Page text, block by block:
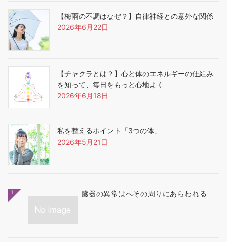
【梅雨の不調はなぜ？】自律神経との意外な関係
2026年6月22日
【チャクラとは？】心と体のエネルギーの仕組み
を知って、毎日をもっと心地よく
2026年6月18日
私を整えるポイント「3つの体」
2026年5月21日
1 臓器の異常はへその周りにあらわれる